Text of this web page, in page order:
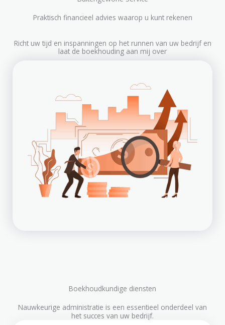
Praktisch financieel advies waarop u kunt rekenen
Richt uw tijd en inspanningen op het runnen van uw bedrijf en
laat de boekhouding aan mij over
Boekhoudkundige diensten
Nauwkeurige administratie is een essentieel onderdeel van
het succes van uw bedrijf.